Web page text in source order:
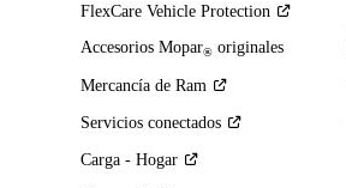
FlexCare Vehicle Protection
Accesorios Mopar® originales
Mercancía de Ram
Servicios conectados
Carga - Hogar